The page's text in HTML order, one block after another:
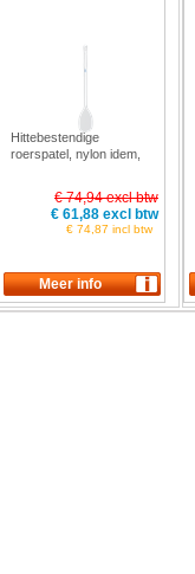
Hittebestendige
roerspatel, nylon idem,
€ 74,94 excl btw
€ 61,88 excl btw
€ 74,87 incl btw